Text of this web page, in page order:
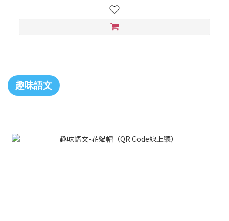
趣味語文